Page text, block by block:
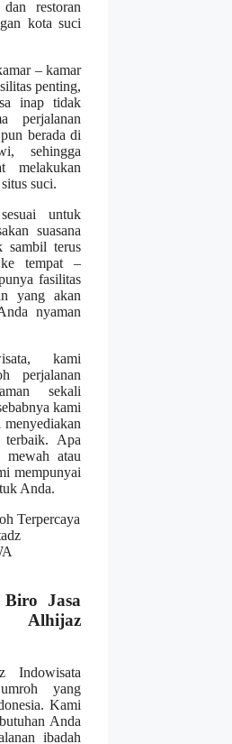
restoran
kota suci
– kamar
penting,
inap tidak
perjalanan
berada di
sehingga
melakukan
suci.
untuk
suasana
sambil terus
tempat –
fasilitas
yang akan
nyaman
kami
perjalanan
sekali
kami
terbaik. Apa
atau
mempunyai
Anda.
Jasa
Alhijaz
Indowisata
yang
Kami
Anda
ibadah